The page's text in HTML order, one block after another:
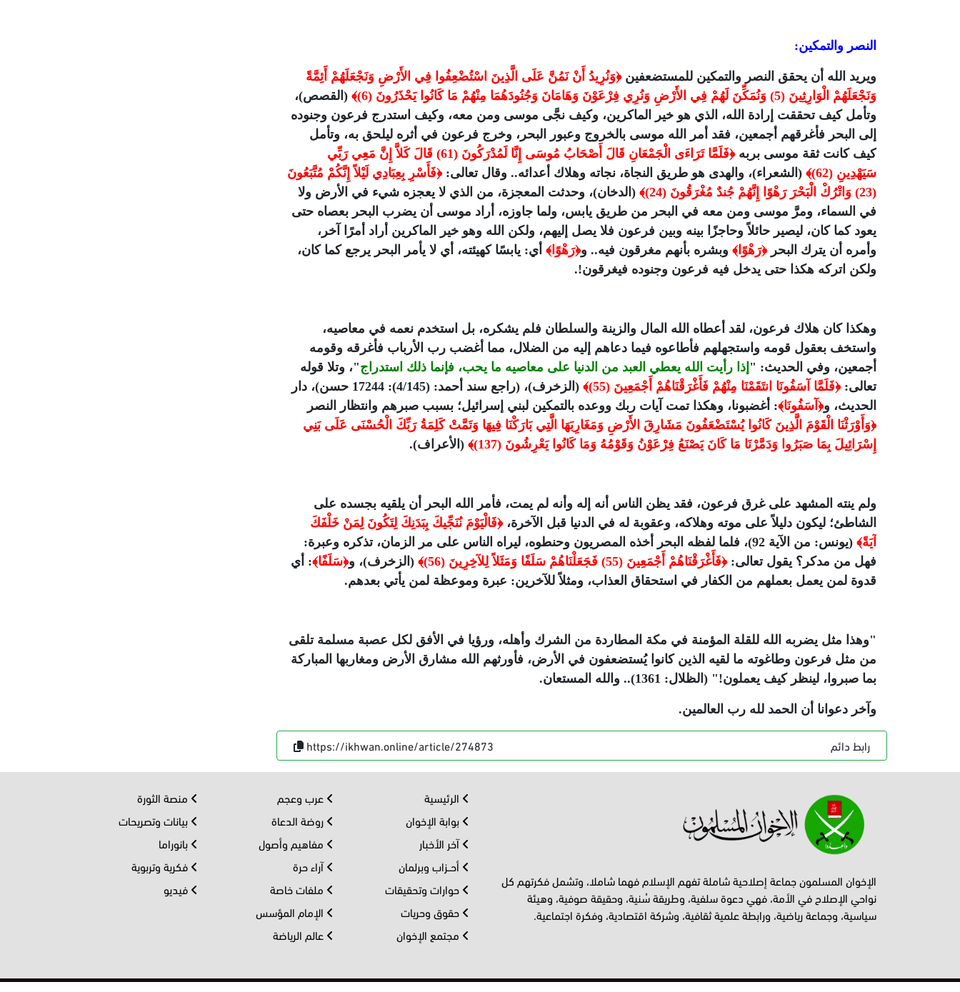
النصر والتمكين:
ويريد الله أن يحقق النصر والتمكين للمستضعفين﴿وَنُرِيدُ أَنْ نَمُنَّ عَلَى الَّذِينَ اسْتُضْعِفُوا فِي الأَرْضِ وَنَجْعَلَهُمْ أَئِمَّةً
وَنَجْعَلَهُمْ الْوَارِثِينَ (5) وَنُمَكِّنَ لَهُمْ فِي الأَرْضِ وَنُرِي فِرْعَوْنَ وَهَامَانَ وَجُنُودَهُمَا مِنْهُمْ مَا كَانُوا يَحْذَرُونَ (6)﴾
(القصص)،
وتأمل كيف تحققت إرادة الله، الذي هو خير الماكرين، وكيف نجَّى موسى ومن معه، وكيف استدرج فرعون وجنوده
إلى البحر فأغرقهم أجمعين، فقد أمر الله موسى بالخروج وعبور البحر، وخرج فرعون في أثره ليلحق به، وتأمل
كيف كانت ثقة موسى بربه
﴿فَلَمَّا تَرَاءَى الْجَمْعَانِ قَالَ أَصْحَابُ مُوسَى إِنَّا لَمُدْرَكُونَ (61) قَالَ كَلاَّ إِنَّ مَعِي رَبِّي
سَيَهْدِينِ (62)﴾
(الشعراء)، والهدى هو طريق النجاة، نجاته وهلاك أعدائه.. وقال تعالى:﴿فَأَسْرِ بِعِبَادِي لَيْلاً إِنَّكُمْ مُتَّبَعُونَ
(23) وَاتْرُكْ الْبَحْرَ رَهْوًا إِنَّهُمْ جُندٌ مُغْرَقُونَ (24)﴾
(الدخان)، وحدثت المعجزة، من الذي لا يعجزه شيء في الأرض ولا
في السماء، ومرَّ موسى ومن معه في البحر من طريق يابس، ولما جاوزه، أراد موسى أن يضرب البحر بعصاه حتى
يعود كما كان، ليصير حائلاً وحاجزًا بينه وبين فرعون فلا يصل إليهم، ولكن الله وهو خير الماكرين أراد أمرًا آخر،
وأمره أن يترك البحر﴿رَهْوًا﴾ وبشره بأنهم مغرقون فيه.. و﴿رَهْوًا﴾ أي: يابسًا كهيئته، أي لا يأمر البحر يرجع كما كان،
ولكن اتركه هكذا حتى يدخل فيه فرعون وجنوده فيغرقون!.
وهكذا كان هلاك فرعون، لقد أعطاه الله المال والزينة والسلطان فلم يشكره، بل استخدم نعمه في معاصيه،
واستخف بعقول قومه واستجهلهم فأطاعوه فيما دعاهم إليه من الضلال، مما أغضب رب الأرباب فأغرقه وقومه
أجمعين، وفي الحديث: " إذا رأيت الله يعطي العبد من الدنيا على معاصيه ما يحب، فإنما ذلك استدراج"، وتلا قوله
تعالى:﴿فَلَمَّا آسَفُونَا انتَقَمْنَا مِنْهُمْ فَأَغْرَقْنَاهُمْ أَجْمَعِينَ (55)﴾
(الزخرف)، (راجع سند أحمد: (4/145): 17244 حسن)، دار
الحديث، و﴿آسَفُونَا﴾: أغضبونا، وهكذا تمت آيات ربك ووعده بالتمكين لبني إسرائيل؛ بسبب صبرهم وانتظار النصر
﴿وَأَوْرَثْنَا الْقَوْمَ الَّذِينَ كَانُوا يُسْتَضْعَفُونَ مَشَارِقَ الأَرْضِ وَمَغَارِبَهَا الَّتِي بَارَكْنَا فِيهَا وَتَمَّتْ كَلِمَةُ رَبِّكَ الْحُسْنَى عَلَى بَنِي
إِسْرَائِيلَ بِمَا صَبَرُوا وَدَمَّرْنَا مَا كَانَ يَصْنَعُ فِرْعَوْنُ وَقَوْمُهُ وَمَا كَانُوا يَعْرِشُونَ (137)﴾
(الأعراف).
ولم ينته المشهد على غرق فرعون، فقد يظن الناس أنه إله وأنه لم يمت، فأمر الله البحر أن يلقيه بجسده على
الشاطئ؛ ليكون دليلاً على موته وهلاكه، وعقوبة له في الدنيا قبل الآخرة،﴿فَالْيَوْمَ نُنَجِّيكَ بِبَدَنِكَ لِتَكُونَ لِمَنْ خَلْفَكَ
آيَةً﴾
(يونس: من الآية 92)، فلما لفظه البحر أخذه المصريون وحنطوه، ليراه الناس على مر الزمان، تذكره وعبرة:
فهل من مدكر؟ يقول تعالى:﴿فَأَغْرَقْنَاهُمْ أَجْمَعِينَ (55) فَجَعَلْنَاهُمْ سَلَفًا وَمَثَلاً لِلآخِرِينَ (56)﴾ (الزخرف)، و﴿سَلَفًا﴾: أي
قدوة لمن يعمل بعملهم من الكفار في استحقاق العذاب، ومثلاً للآخرين: عبرة وموعظة لمن يأتي بعدهم.
"وهذا مثل يضربه الله للقلة المؤمنة في مكة المطاردة من الشرك وأهله، ورؤيا في الأفق لكل عصبة مسلمة تلقى
من مثل فرعون وطاغوته ما لقيه الذين كانوا يُستضعفون في الأرض، فأورثهم الله مشارق الأرض ومغاربها المباركة
بما صبروا، لينظر كيف يعملون!" (الظلال: 1361).. والله المستعان.
وآخر دعوانا أن الحمد لله رب العالمين.
رابط دائم https://ikhwan.online/article/274873
الإخوان المسلمون جماعة إصلاحية شاملة تفهم الإسلام فهما شاملا، وتشمل فكرتهم كل
نواحي الإصلاح في الأمة، فهي دعوة سلفية، وطريقة سُنية، وحقيقة صوفية، وهيئة
سياسية، وجماعة رياضية، ورابطة علمية ثقافية، وشركة اقتصادية، وفكرة اجتماعية.
الرئيسية
بوابة الإخوان
آخر الأخبار
أحــزاب وبرلمان
حوارات وتحقيقات
حقوق وحريات
مجتمع الإخوان
عرب وعجم
روضة الدعاة
مفاهيم وأصول
آراء حرة
ملفات خاصة
الإمام المؤسس
عالم الرياضة
منصة الثورة
بيانات وتصريحات
بانوراما
فكرية وتربوية
فيديو